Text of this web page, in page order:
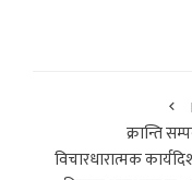
क्रान्ति
विचारधारात्मक